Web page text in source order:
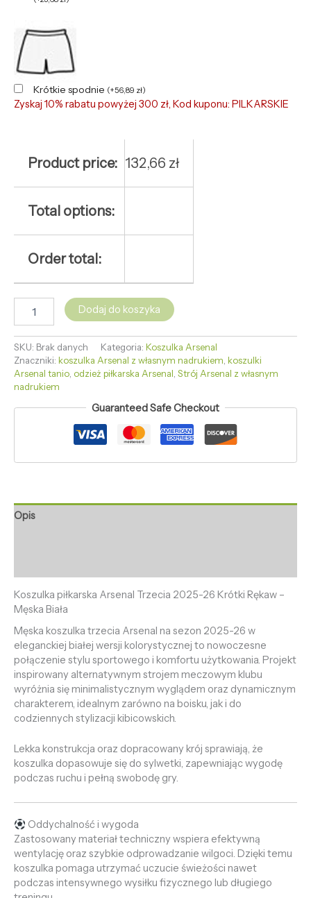
Krótkie spodnie (+56,89 zł)
Zyskaj 10% rabatu powyżej 300 zł, Kod kuponu: PILKARSKIE
Product price: 132,66 zł
Total options:
Order total:
Dodaj do koszyka
SKU: Brak danych Kategoria: Koszulka Arsenal
Znaczniki: koszulka Arsenal z własnym nadrukiem, koszulki
Arsenal tanio, odzież piłkarska Arsenal, Strój Arsenal z własnym
nadrukiem
Guaranteed Safe Checkout
Opis
Koszulka piłkarska Arsenal Trzecia 2025-26 Krótki Rękaw –
Męska Biała
Męska koszulka trzecia Arsenal na sezon 2025-26 w
eleganckiej białej wersji kolorystycznej to nowoczesne
połączenie stylu sportowego i komfortu użytkowania. Projekt
inspirowany alternatywnym strojem meczowym klubu
wyróżnia się minimalistycznym wyglądem oraz dynamicznym
charakterem, idealnym zarówno na boisku, jak i do
codziennych stylizacji kibicowskich.
Lekka konstrukcja oraz dopracowany krój sprawiają, że
koszulka dopasowuje się do sylwetki, zapewniając wygodę
podczas ruchu i pełną swobodę gry.
Oddychalność i wygoda
Zastosowany materiał techniczny wspiera efektywną
wentylację oraz szybkie odprowadzanie wilgoci. Dzięki temu
koszulka pomaga utrzymać uczucie świeżości nawet
podczas intensywnego wysiłku fizycznego lub długiego